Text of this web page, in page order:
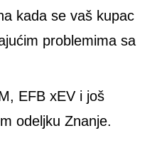
kada se vaš kupac
problemima sa
EFB xEV i još
odeljku Znanje.